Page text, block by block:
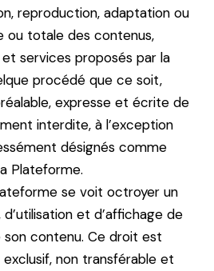
reproduction, adaptation ou
ou totale des contenus,
services proposés par la
procédé que ce soit,
expresse et écrite de
interdite, à l’exception
désignés comme
Plateforme.
se voit octroyer un
et d’affichage de
contenu. Ce droit est
non transférable et